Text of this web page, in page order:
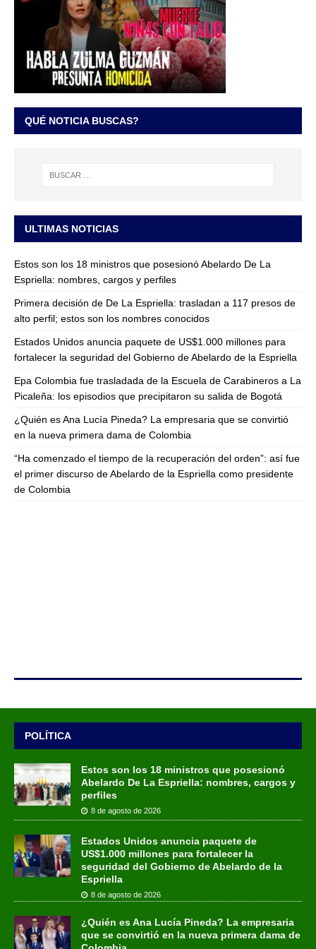
QUÉ NOTICIA BUSCAS?
ULTIMAS NOTICIAS
Estos son los 18 ministros que posesionó Abelardo De La
Espriella: nombres, cargos y perfiles
Primera decisión de De La Espriella: trasladan a 117 presos de
alto perfil; estos son los nombres conocidos
Estados Unidos anuncia paquete de US$1.000 millones para
fortalecer la seguridad del Gobierno de Abelardo de la Espriella
Epa Colombia fue trasladada de la Escuela de Carabineros a La
Picaleña: los episodios que precipitaron su salida de Bogotá
¿Quién es Ana Lucía Pineda? La empresaria que se convirtió
en la nueva primera dama de Colombia
“Ha comenzado el tiempo de la recuperación del orden”: así fue
el primer discurso de Abelardo de la Espriella como presidente
de Colombia
POLÍTICA
Estos son los 18 ministros que posesionó
Abelardo De La Espriella: nombres, cargos y
perfiles
8 de agosto de 2026
Estados Unidos anuncia paquete de
US$1.000 millones para fortalecer la
seguridad del Gobierno de Abelardo de la
Espriella
8 de agosto de 2026
¿Quién es Ana Lucía Pineda? La empresaria
que se convirtió en la nueva primera dama de